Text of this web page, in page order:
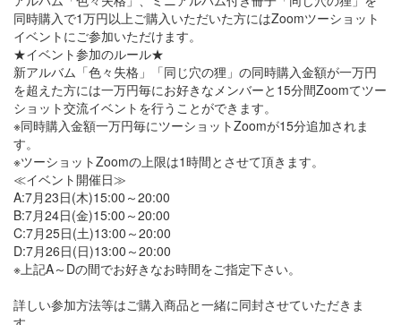
同時購入で1万円以上ご購入いただいた方にはZoomツーショット
イベントにご参加いただけます。
★イベント参加のルール★
新アルバム「色々失格」「同じ穴の狸」の同時購入金額が一万円
を超えた方には一万円毎にお好きなメンバーと15分間Zoomてツー
ショット交流イベントを行うことができます。
※同時購入金額一万円毎にツーショットZoomが15分追加されま
す。
※ツーショットZoomの上限は1時間とさせて頂きます。
≪イベント開催日≫
A:7月23日(木)15:00～20:00
B:7月24日(金)15:00～20:00
C:7月25日(土)13:00～20:00
D:7月26日(日)13:00～20:00
※上記A～Dの間でお好きなお時間をご指定下さい。
詳しい参加方法等はご購入商品と一緒に同封させていただきま